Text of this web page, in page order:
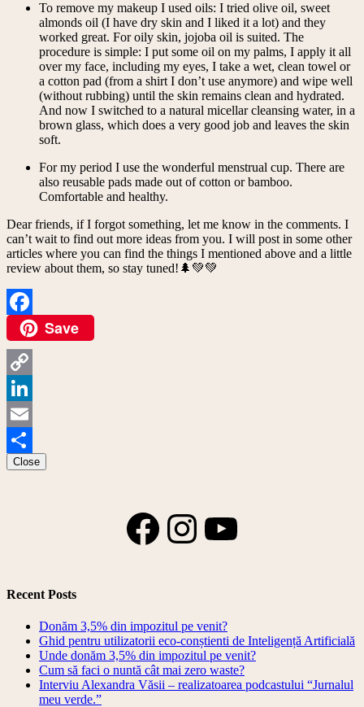
To remove my makeup I used oils: I tried olive oil, sweet
almonds oil (I have dry skin and I liked it a lot) and they
worked great. For oily skin, jojoba oil is suited. The
procedure is simple: I put some oil on my palms, I apply it all
over my face, including my eyes, I take a wet, clean towel or
a cotton pad (from a shirt I don’t use anymore) and wipe well
(without rubbing) until the skin remains clean and hydrated.
And now I switched to a natural micellar cleansing water, in a
brown glass, which does a very good job and leaves the skin
soft.
For my period I use the wonderful menstrual cup. There are
also reusable pads made out of cotton or bamboo.
Comfortable and healthy.
Dear friends, if I forgot something, let me know in the comments. I
can’t wait to find out more ideas from you. I will post in some other
articles where you can find the things I mentioned above and a little
review about them, so stay tuned!🌲💚💚
FacebookSave
Copy
Link
LinkedIn
Email
Share
Close
Facebook
Instagram
YouTube
Recent Posts
Donăm 3,5% din impozitul pe venit?
Ghid pentru utilizatorii eco-conștienti de Inteligență Artificială
Unde donăm 3,5% din impozitul pe venit?
Cum să faci o nuntă cât mai zero waste?
Interviu Alexandra Văsii – realizatoarea podcastului “Jurnalul
meu verde.”